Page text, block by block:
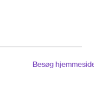
Besøg